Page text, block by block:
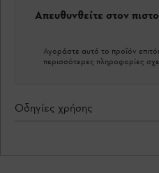
Απευθυνθείτε στον
Αγοράστε αυτό το προϊόν
περισσότερες πληροφορίες
Οδηγίες χρήσης